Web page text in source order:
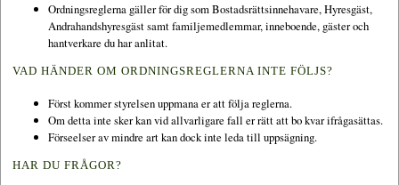
Ordningsreglerna gäller för dig som Bostadsrättsinnehavare, Hyresgäst,
Andrahandshyresgäst samt familjemedlemmar, inneboende, gäster och
hantverkare du har anlitat.
VAD HÄNDER OM ORDNINGSREGLERNA INTE FÖLJS?
Först kommer styrelsen uppmana er att följa reglerna.
Om detta inte sker kan vid allvarligare fall er rätt att bo kvar ifrågasättas.
Förseelser av mindre art kan dock inte leda till uppsägning.
HAR DU FRÅGOR?